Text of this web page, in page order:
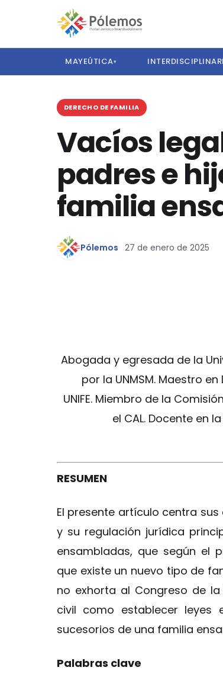
MAYEÚTICA▾
DERECHO DE FAMILIA
Vacíos
padres e
familia
Pólemos 27 de enero de 2025
Abogada y egresada de la
por la UNMSM. Maestro
UNIFE. Miembro de la
el CAL. Docente en
RESUMEN
El presente artículo centra
y su regulación jurídica
ensambladas, que según el
que existe un nuevo tipo de
no exhorta al Congreso de
civil como establecer leyes
sucesorios de una familia
Palabras clave